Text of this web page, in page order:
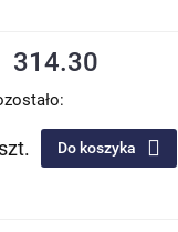
314.30
szt. Do koszyka